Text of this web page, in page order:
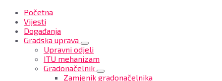
Početna
Vijesti
Događanja
Gradska uprava
Upravni odjeli
ITU mehanizam
Gradonačelnik
Zamjenik gradonačelnika